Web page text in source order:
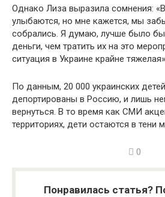
Однако Лиза выразила сомнения:
улыбаются, но мне кажется, мы
собрались. Я думаю, лучше было
деньги, чем тратить их на это
ситуация в Украине крайне
По данным, 20 000 украинских
депортированы в Россию, и лишь
вернуться. В то время как СМИ
территориях, дети остаются в тени
0
Понравилась статья?